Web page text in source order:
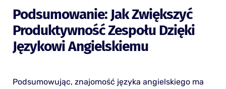
Podsumowanie: Jak Zwiększyć
Produktywność Zespołu Dzięki
Językowi Angielskiemu
Podsumowując, znajomość języka angielskiego ma